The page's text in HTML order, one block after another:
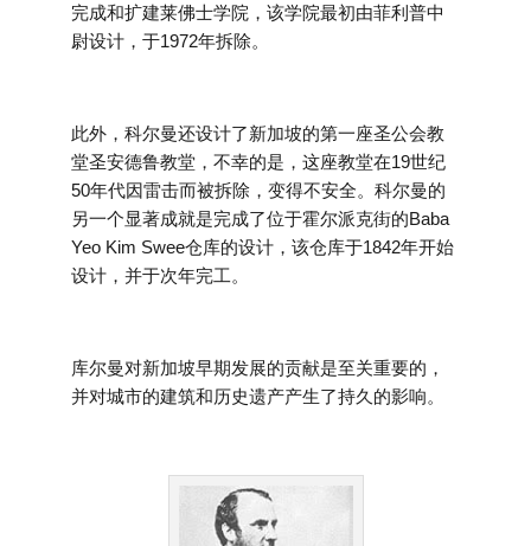
完成和扩建莱佛士学院，该学院最初由菲利普中
尉设计，于1972年拆除。
此外，科尔曼还设计了新加坡的第一座圣公会教
堂圣安德鲁教堂，不幸的是，这座教堂在19世纪
50年代因雷击而被拆除，变得不安全。科尔曼的
另一个显著成就是完成了位于霍尔派克街的Baba
Yeo Kim Swee仓库的设计，该仓库于1842年开始
设计，并于次年完工。
库尔曼对新加坡早期发展的贡献是至关重要的，
并对城市的建筑和历史遗产产生了持久的影响。